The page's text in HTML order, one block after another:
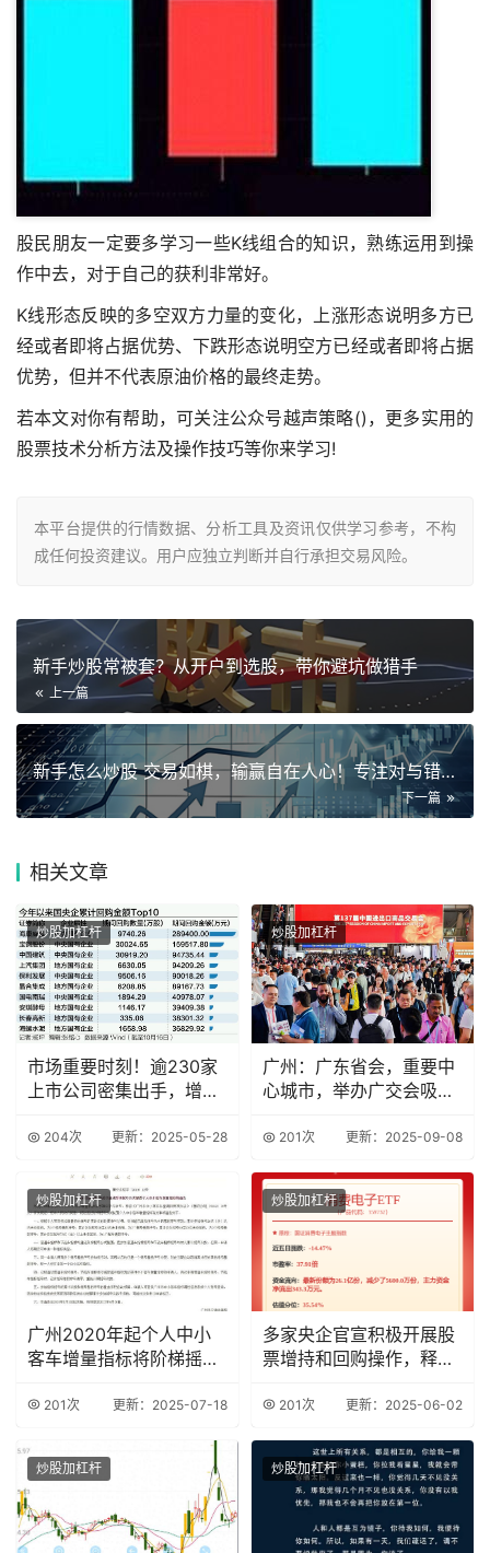
股民朋友一定要多学习一些K线组合的知识，熟练运用到操
作中去，对于自己的获利非常好。
K线形态反映的多空双方力量的变化，上涨形态说明多方已
经或者即将占据优势、下跌形态说明空方已经或者即将占据
优势，但并不代表原油价格的最终走势。
若本文对你有帮助，可关注公众号越声策略()，更多实用的
股票技术分析方法及操作技巧等你来学习!
本平台提供的行情数据、分析工具及资讯仅供学习参考，不构
成任何投资建议。用户应独立判断并自行承担交易风险。
新手炒股常被套？从开户到选股，带你避坑做猎手
上一篇
新手怎么炒股 交易如棋，输赢自在人心！专注对与错，看淡输和赢
下一篇
相关文章
炒股加杠杆
市场重要时刻！逾230家
上市公司密集出手，增持
204次 更新：2025-05-28
炒股加杠杆
广州：广东省会，重要中
心城市，举办广交会吸引
201次 更新：2025-09-08
炒股加杠杆
广州2020年起个人中小
客车增量指标将阶梯摇
201次 更新：2025-07-18
炒股加杠杆
多家央企官宣积极开展股
票增持和回购操作，释放
201次 更新：2025-06-02
炒股加杠杆 炒股加杠杆